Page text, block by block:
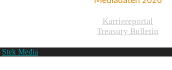
Karriereportal
Treasury Bulletin
Stek Media